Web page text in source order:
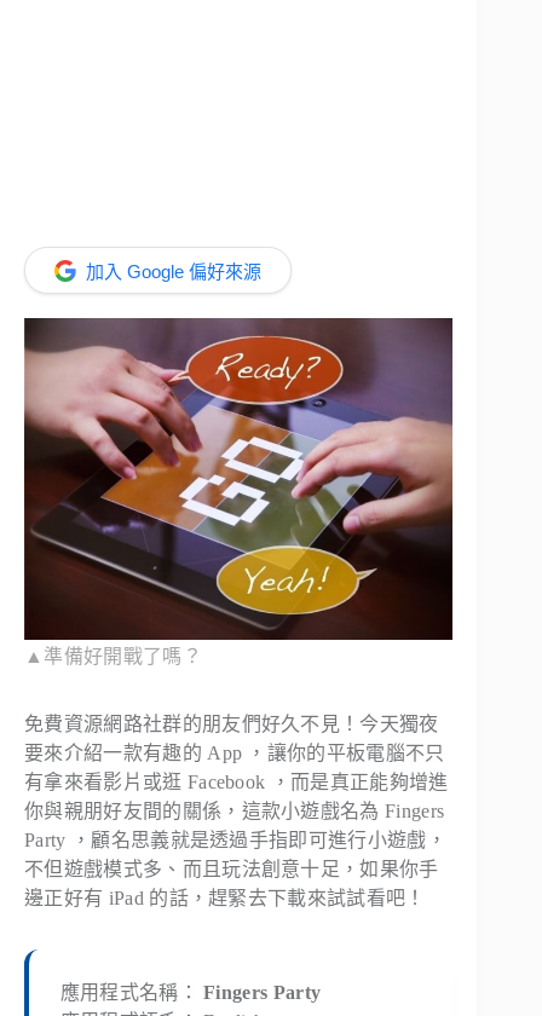
加入 Google 偏好來源
▲準備好開戰了嗎？
免費資源網路社群的朋友們好久不見！今天獨夜
要來介紹一款有趣的 App ，讓你的平板電腦不只
有拿來看影片或逛 Facebook ，而是真正能夠增進
你與親朋好友間的關係，這款小遊戲名為 Fingers
Party ，顧名思義就是透過手指即可進行小遊戲，
不但遊戲模式多、而且玩法創意十足，如果你手
邊正好有 iPad 的話，趕緊去下載來試試看吧！
應用程式名稱：Fingers Party